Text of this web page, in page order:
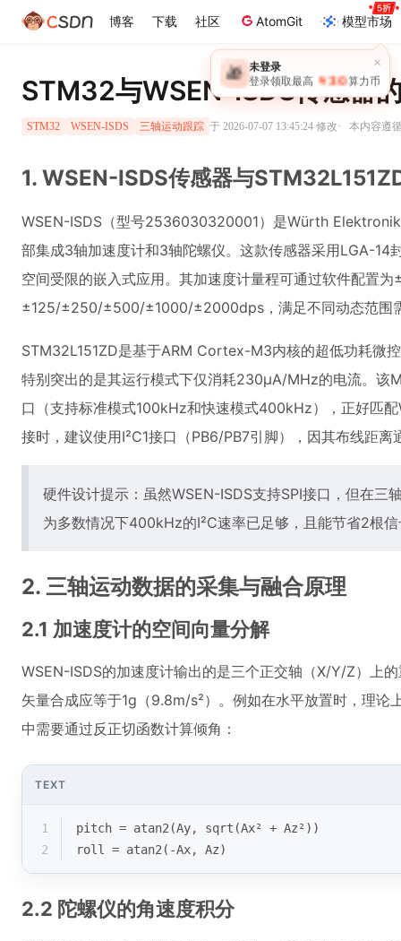
博客 下载 社区 AtomGit 模型市场
×
🎁 未登录
登录领取最高 ￥30 算力币
STM32与WSEN-ISDS传感器
STM32 WSEN-ISDS 三轴运动跟踪 于 2026-07-07 13:45:24 修改· 本内容遵
1. WSEN-ISDS传感器与
WSEN-ISDS（型号2536030320001）是Würth
部集成3轴加速度计和3轴陀螺仪。这款传感器采用LGA-
空间受限的嵌入式应用。其加速度计量程可通过软件配置
±125/±250/±500/±1000/±2000dps，满足不同动态范围
STM32L151ZD是基于ARM Cortex-M3内核的超低功耗微
特别突出的是其运行模式下仅消耗230μA/MHz的电流。该
口（支持标准模式100kHz和快速模式400kHz），正好匹
接时，建议使用I²C1接口（PB6/PB7引脚），因其布线距
硬件设计提示：虽然WSEN-ISDS支持SPI接口，但在三
为多数情况下400kHz的I²C速率已足够，且能节省2根
2. 三轴运动数据的采集与融合原理
2.1 加速度计的空间向量分解
WSEN-ISDS的加速度计输出的是三个正交轴（X/Y/Z）上
矢量合成应等于1g（9.8m/s²）。例如在水平放置时，理
中需要通过反正切函数计算倾角：
TEXT
1
pitch = atan2(Ay, sqrt(Ax² + Az²))
2
roll = atan2(-Ax, Az)
2.2 陀螺仪的角速度积分